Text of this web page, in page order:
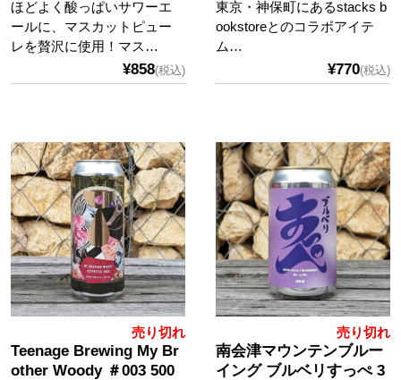
ほどよく酸っぱいサワーエ
ールに、マスカットピュー
レを贅沢に使用！マス…
¥858(税込)
東京・神保町にあるstacks b
ookstoreとのコラボアイテ
ム…
¥770(税込)
売り切れ
Teenage Brewing My Br
other Woody ＃003 500
売り切れ
南会津マウンテンブルー
イング ブルベリすっぺ 3